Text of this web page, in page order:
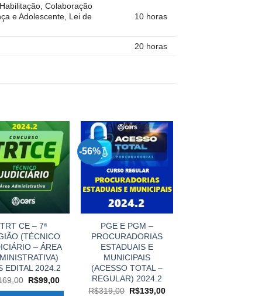
Colaboração
e Adolescente, Lei de
10 horas
20 horas
TRT CE – 7ª
(TÉCNICO
– ÁREA
EDITAL 2024.2
O
R$99,00O
-56%
PGE E PGM –
PROCURADORIAS
ESTADUAIS E
MUNICIPAIS
(ACESSO TOTAL –
REGULAR) 2024.2
R$319,00 O
R$139,00O